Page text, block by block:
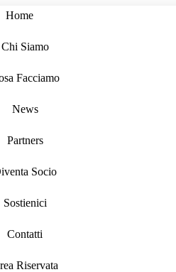
Home
Chi Siamo
Facciamo
News
Partners
Socio
Sostienici
Contatti
Riservata